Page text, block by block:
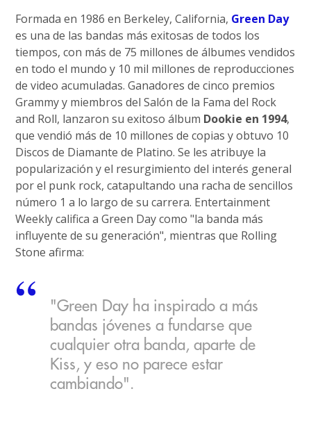
Formada en 1986 en Berkeley, California, Green Day
es una de las bandas más exitosas de todos los
tiempos, con más de 75 millones de álbumes vendidos
en todo el mundo y 10 mil millones de reproducciones
de video acumuladas. Ganadores de cinco premios
Grammy y miembros del Salón de la Fama del Rock
and Roll, lanzaron su exitoso álbum Dookie en 1994,
que vendió más de 10 millones de copias y obtuvo 10
Discos de Diamante de Platino. Se les atribuye la
popularización y el resurgimiento del interés general
por el punk rock, catapultando una racha de sencillos
número 1 a lo largo de su carrera. Entertainment
Weekly califica a Green Day como "la banda más
influyente de su generación", mientras que Rolling
Stone afirma:
"Green Day ha inspirado a más
bandas jóvenes a fundarse que
cualquier otra banda, aparte de
Kiss, y eso no parece estar
cambiando".